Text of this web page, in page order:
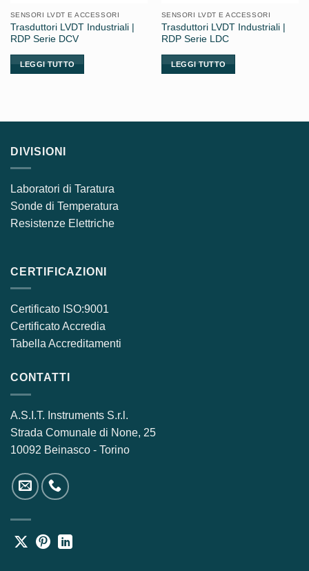
SENSORI LVDT E ACCESSORI
Trasduttori LVDT Industriali |
RDP Serie DCV
LEGGI TUTTO
SENSORI LVDT E ACCESSORI
Trasduttori LVDT Industriali |
RDP Serie LDC
LEGGI TUTTO
DIVISIONI
Laboratori di Taratura
Sonde di Temperatura
Resistenze Elettriche
CERTIFICAZIONI
Certificato ISO:9001
Certificato Accredia
Tabella Accreditamenti
CONTATTI
A.S.I.T. Instruments S.r.l.
Strada Comunale di None, 25
10092 Beinasco - Torino